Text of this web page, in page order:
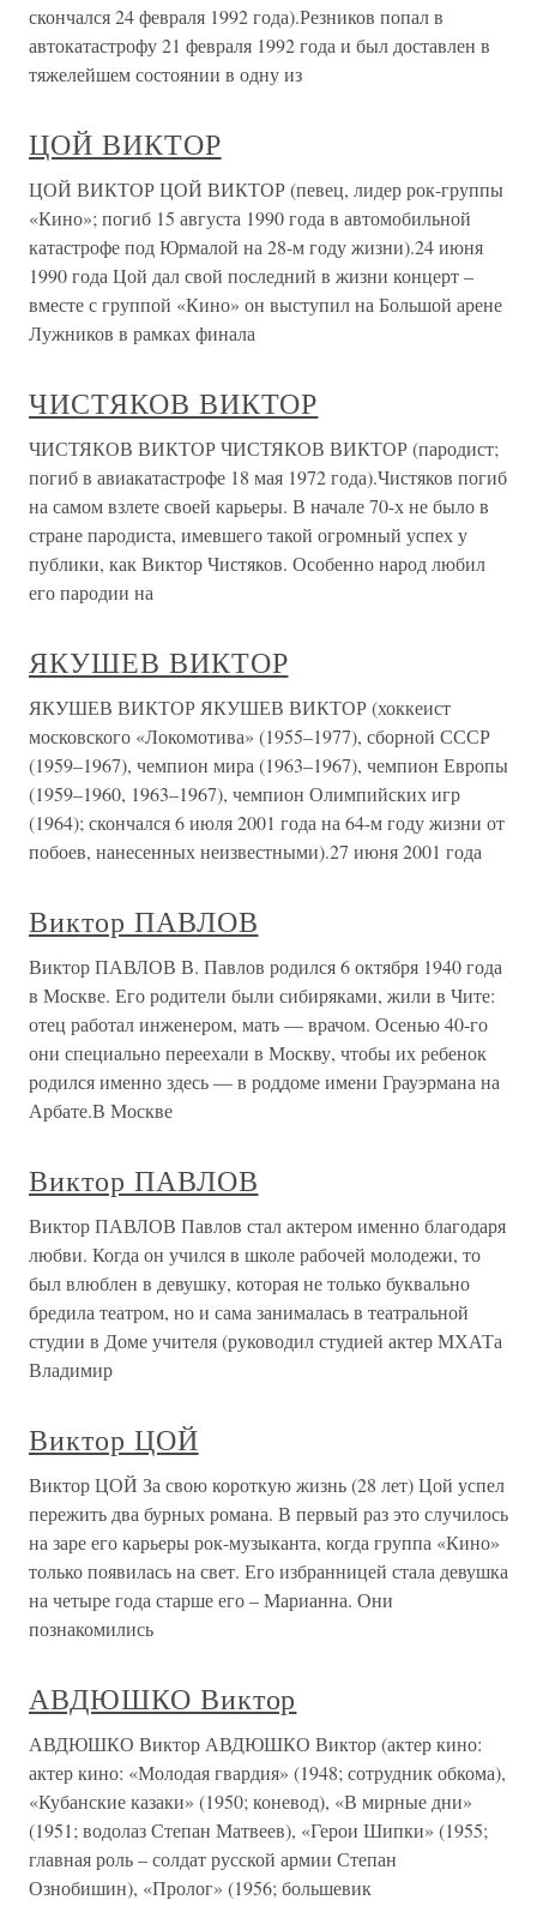
скончался 24 февраля 1992 года).Резников попал в
автокатастрофу 21 февраля 1992 года и был доставлен в
тяжелейшем состоянии в одну из
ЦОЙ ВИКТОР
ЦОЙ ВИКТОР ЦОЙ ВИКТОР (певец, лидер рок-группы
«Кино»; погиб 15 августа 1990 года в автомобильной
катастрофе под Юрмалой на 28-м году жизни).24 июня
1990 года Цой дал свой последний в жизни концерт –
вместе с группой «Кино» он выступил на Большой арене
Лужников в рамках финала
ЧИСТЯКОВ ВИКТОР
ЧИСТЯКОВ ВИКТОР ЧИСТЯКОВ ВИКТОР (пародист;
погиб в авиакатастрофе 18 мая 1972 года).Чистяков погиб
на самом взлете своей карьеры. В начале 70-х не было в
стране пародиста, имевшего такой огромный успех у
публики, как Виктор Чистяков. Особенно народ любил
его пародии на
ЯКУШЕВ ВИКТОР
ЯКУШЕВ ВИКТОР ЯКУШЕВ ВИКТОР (хоккеист
московского «Локомотива» (1955–1977), сборной СССР
(1959–1967), чемпион мира (1963–1967), чемпион Европы
(1959–1960, 1963–1967), чемпион Олимпийских игр
(1964); скончался 6 июля 2001 года на 64-м году жизни от
побоев, нанесенных неизвестными).27 июня 2001 года
Виктор ПАВЛОВ
Виктор ПАВЛОВ В. Павлов родился 6 октября 1940 года
в Москве. Его родители были сибиряками, жили в Чите:
отец работал инженером, мать — врачом. Осенью 40-го
они специально переехали в Москву, чтобы их ребенок
родился именно здесь — в роддоме имени Грауэрмана на
Арбате.В Москве
Виктор ПАВЛОВ
Виктор ПАВЛОВ Павлов стал актером именно благодаря
любви. Когда он учился в школе рабочей молодежи, то
был влюблен в девушку, которая не только буквально
бредила театром, но и сама занималась в театральной
студии в Доме учителя (руководил студией актер МХАТа
Владимир
Виктор ЦОЙ
Виктор ЦОЙ За свою короткую жизнь (28 лет) Цой успел
пережить два бурных романа. В первый раз это случилось
на заре его карьеры рок-музыканта, когда группа «Кино»
только появилась на свет. Его избранницей стала девушка
на четыре года старше его – Марианна. Они
познакомились
АВДЮШКО Виктор
АВДЮШКО Виктор АВДЮШКО Виктор (актер кино:
актер кино: «Молодая гвардия» (1948; сотрудник обкома),
«Кубанские казаки» (1950; коневод), «В мирные дни»
(1951; водолаз Степан Матвеев), «Герои Шипки» (1955;
главная роль – солдат русской армии Степан
Ознобишин), «Пролог» (1956; большевик